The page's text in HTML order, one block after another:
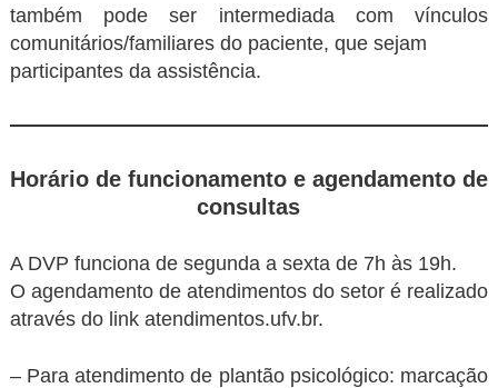
também pode ser intermediada com vínculos
comunitários/familiares do paciente, que sejam
participantes da assistência.
Horário de funcionamento e agendamento de
consultas
A DVP funciona de segunda a sexta de 7h às 19h.
O agendamento de atendimentos do setor é realizado
através do link atendimentos.ufv.br.
– Para atendimento de plantão psicológico: marcação